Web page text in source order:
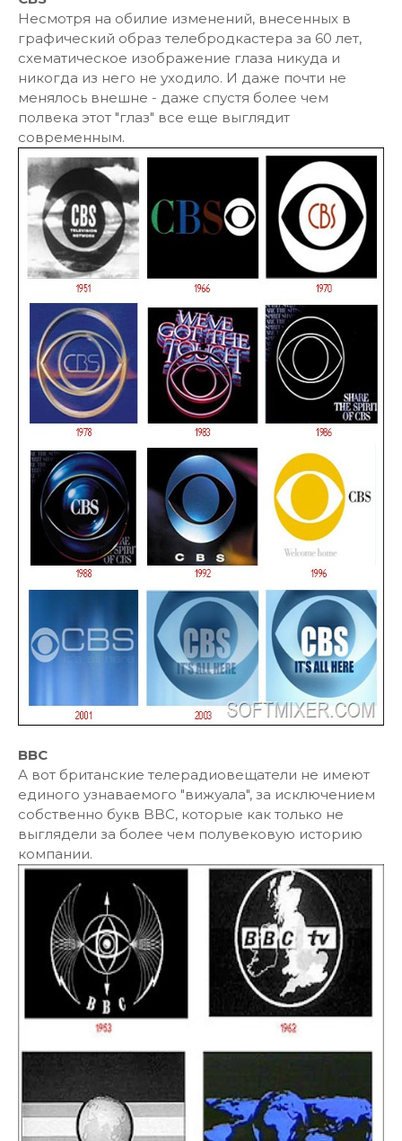
Несмотря на обилие изменений, внесенных в
графический образ телебродкастера за 60 лет,
схематическое изображение глаза никуда и
никогда из него не уходило. И даже почти не
менялось внешне - даже спустя более чем
полвека этот "глаз" все еще выглядит
современным.
BBC
А вот британские телерадиовещатели не имеют
единого узнаваемого "вижуала", за исключением
собственно букв BBC, которые как только не
выглядели за более чем полувековую историю
компании.